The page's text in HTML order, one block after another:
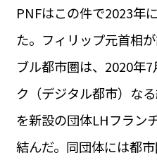
ビジネス・キャリア
INFOS PRATIQUES
TAG
タグ
#パリ
#お土産 #トリビア
#
#フランスの教育制度
#アプリ
PNFはこの件で2023年
た。フィリップ元首相
ブル都市圏は、2020年
ク（デジタル都市）な
を新設の団体LHフラン
結んだ。同団体には都